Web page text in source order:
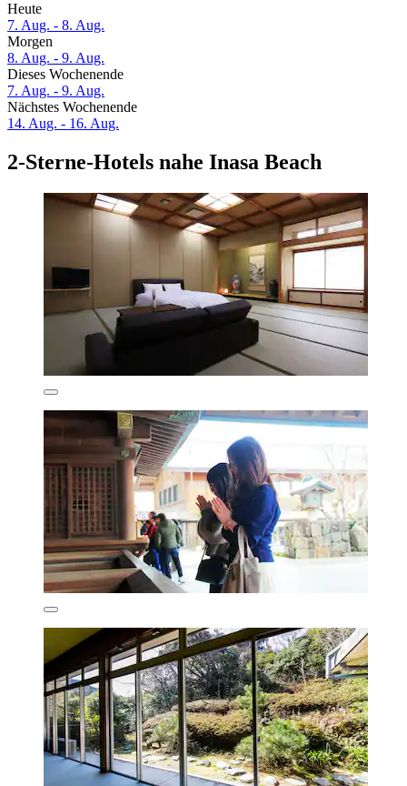
Heute
7. Aug. - 8. Aug.
Morgen
8. Aug. - 9. Aug.
Dieses Wochenende
7. Aug. - 9. Aug.
Nächstes Wochenende
14. Aug. - 16. Aug.
2-Sterne-Hotels nahe Inasa Beach